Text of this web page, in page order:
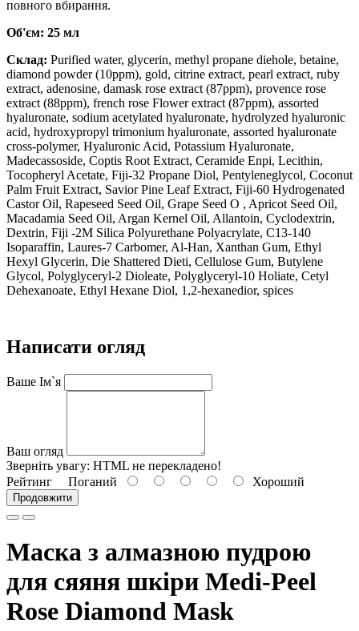
повного вбирання.
Об'єм: 25 мл
Склад: Purified water, glycerin, methyl propane diehole, betaine,
diamond powder (10ppm), gold, citrine extract, pearl extract, ruby ​​
extract, adenosine, damask rose extract (87ppm), provence rose
extract (88ppm), french rose Flower extract (87ppm), assorted
hyaluronate, sodium acetylated hyaluronate, hydrolyzed hyaluronic
acid, hydroxypropyl trimonium hyaluronate, assorted hyaluronate
cross-polymer, Hyaluronic Acid, Potassium Hyaluronate,
Madecassoside, Coptis Root Extract, Ceramide Enpi, Lecithin,
Tocopheryl Acetate, Fiji-32 Propane Diol, Pentyleneglycol, Coconut
Palm Fruit Extract, Savior Pine Leaf Extract, Fiji-60 Hydrogenated
Castor Oil, Rapeseed Seed Oil, Grape Seed O , Apricot Seed Oil,
Macadamia Seed Oil, Argan Kernel Oil, Allantoin, Cyclodextrin,
Dextrin, Fiji -2M Silica Polyurethane Polyacrylate, C13-140
Isoparaffin, Laures-7 Carbomer, Al-Han, Xanthan Gum, Ethyl
Hexyl Glycerin, Die Shattered Dieti, Cellulose Gum, Butylene
Glycol, Polyglyceryl-2 Dioleate, Polyglyceryl-10 Holiate, Cetyl
Dehexanoate, Ethyl Hexane Diol, 1,2-hexanedior, spices
Написати огляд
Ваше Ім`я
Ваш огляд
Зверніть увагу: HTML не перекладено!
Рейтинг Поганий Хороший
Продовжити
Маска з алмазною пудрою
для сяяня шкіри Medi-Peel
Rose Diamond Mask